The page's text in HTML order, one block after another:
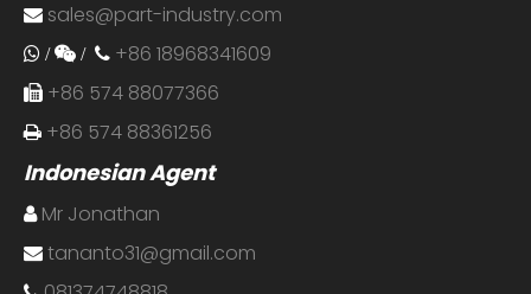
 sales@part-industry.com
 / /  +86 18968341609
 +86 574 88077366
 +86 574 88361256
Indonesian Agent
 Mr Jonathan
 tananto31@gmail.com